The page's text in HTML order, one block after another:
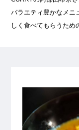
バラエティ豊かなメニ
しく食べてもらうため